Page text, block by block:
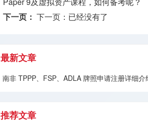
下一页： 下一页：已经没有了
最新文章
南非 TPPP、FSP、ADLA 牌照申请注册详细
推荐文章